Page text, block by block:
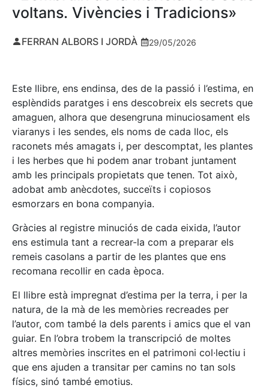
voltans. Vivències i Tradicions»
FERRAN ALBORS I JORDÀ 29/05/2026
Este llibre, ens endinsa, des de la passió i l’estima, en
esplèndids paratges i ens descobreix els secrets que
amaguen, alhora que desengruna minuciosament els
viaranys i les sendes, els noms de cada lloc, els
raconets més amagats i, per descomptat, les plantes
i les herbes que hi podem anar trobant juntament
amb les principals propietats que tenen. Tot això,
adobat amb anècdotes, succeïts i copiosos
esmorzars en bona companyia.
Gràcies al registre minuciós de cada eixida, l’autor
ens estimula tant a recrear-la com a preparar els
remeis casolans a partir de les plantes que ens
recomana recollir en cada època.
El llibre està impregnat d’estima per la terra, i per la
natura, de la mà de les memòries recreades per
l’autor, com també la dels parents i amics que el van
guiar. En l’obra trobem la transcripció de moltes
altres memòries inscrites en el patrimoni col·lectiu i
que ens ajuden a transitar per camins no tan sols
físics, sinó també emotius.